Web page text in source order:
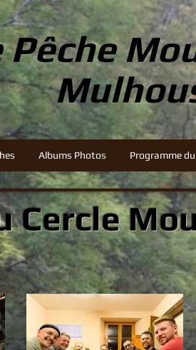
Pêche
Albums Photos Programme
Cercle